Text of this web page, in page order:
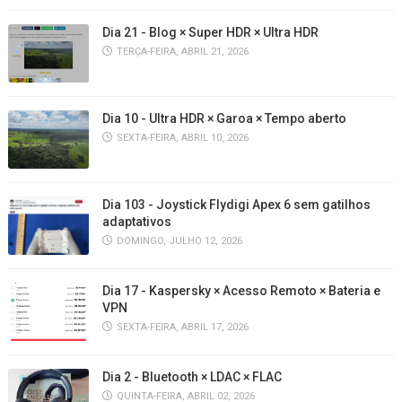
Dia 21 - Blog × Super HDR × Ultra HDR
TERÇA-FEIRA, ABRIL 21, 2026
Dia 10 - Ultra HDR × Garoa × Tempo aberto
SEXTA-FEIRA, ABRIL 10, 2026
Dia 103 - Joystick Flydigi Apex 6 sem gatilhos
adaptativos
DOMINGO, JULHO 12, 2026
Dia 17 - Kaspersky × Acesso Remoto × Bateria e
VPN
SEXTA-FEIRA, ABRIL 17, 2026
Dia 2 - Bluetooth × LDAC × FLAC
QUINTA-FEIRA, ABRIL 02, 2026